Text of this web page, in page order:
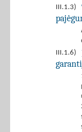
III.1.3)
III.1.6)